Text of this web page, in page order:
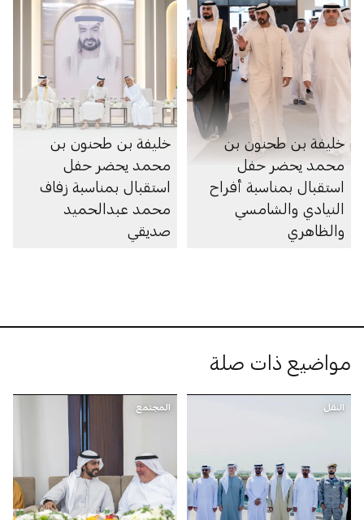
خليفة بن طحنون بن
محمد يحضر حفل
استقبال بمناسبة أفراح
النيادي والشامسي
والظاهري
خليفة بن طحنون بن
محمد يحضر حفل
استقبال بمناسبة زفاف
محمد عبدالحميد
صديقي
مواضيع ذات صلة
النقل المجتمع